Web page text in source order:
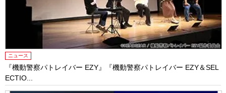
ニュース
『機動警察パトレイバー EZY』『機動警察パトレイバー EZY＆SEL
ECTIO...